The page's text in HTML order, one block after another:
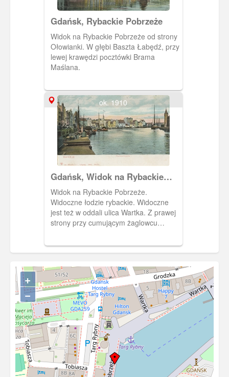
poprzedniej Baszty Rybackiej,
nawiązując zresztą do jej formy.
Podstawową różnicą było inne
usytuowanie płaskiego ścięcia cylindra
baszty – tym razem od strony miasta, a
nie od strony zamku.
Gdańsk, Rybackie Pobrzeże
Widok na Rybackie Pobrzeże od strony
Ołowianki. W głębi Baszta Łabędź, przy
lewej krawędzi pocztówki Brama
Maślana.
ok. 1910
Gdańsk, Widok na Rybackie
Pobrzeże
Widok na Rybackie Pobrzeże.
Widoczne łodzie rybackie. Widoczne
jest też w oddali ulica Wartka. Z prawej
strony przy cumującym żaglowcu
+
−